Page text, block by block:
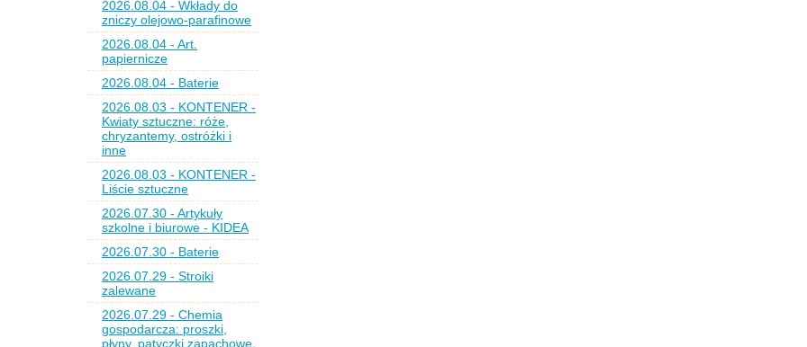
2026.08.04 - Wkłady do
zniczy olejowo-parafinowe
2026.08.04 - Art.
papiernicze
2026.08.04 - Baterie
2026.08.03 - KONTENER -
Kwiaty sztuczne: róże,
chryzantemy, ostróżki i
inne
2026.08.03 - KONTENER -
Liście sztuczne
2026.07.30 - Artykuły
szkolne i biurowe - KIDEA
2026.07.30 - Baterie
2026.07.29 - Stroiki
zalewane
2026.07.29 - Chemia
gospodarcza: proszki,
płyny, patyczki zapachowe,